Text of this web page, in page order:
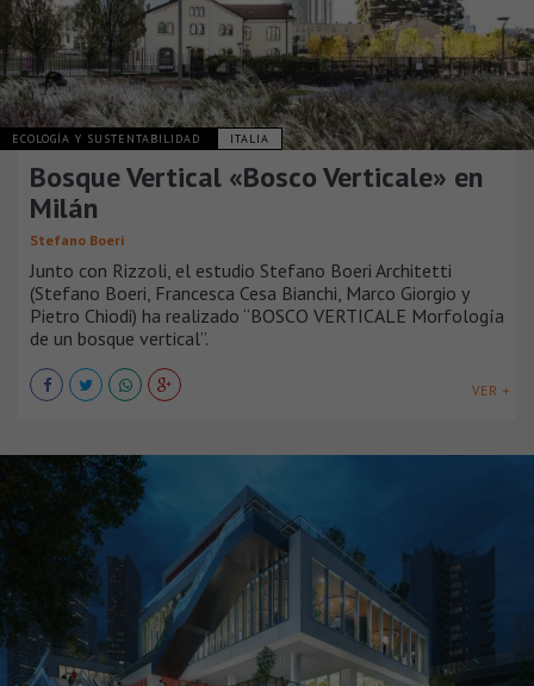
ECOLOGÍA Y SUSTENTABILIDAD ITALIA
Bosque Vertical «Bosco Verticale» en
Milán
Stefano Boeri
Junto con Rizzoli, el estudio Stefano Boeri Architetti
(Stefano Boeri, Francesca Cesa Bianchi, Marco Giorgio y
Pietro Chiodi) ha realizado “BOSCO VERTICALE Morfología
de un bosque vertical”.
VER +